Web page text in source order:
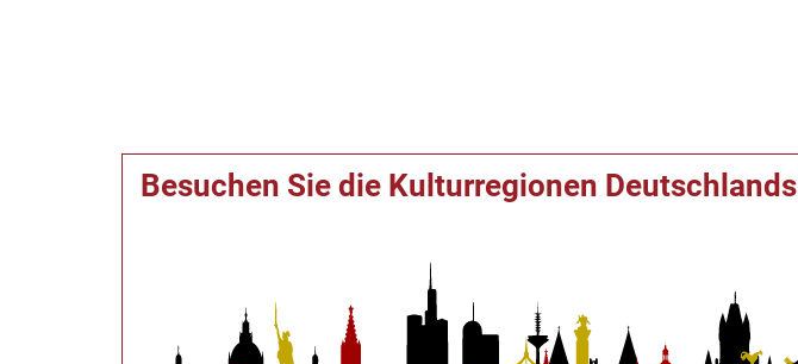
Besuchen Sie die Kulturregionen Deutschlands